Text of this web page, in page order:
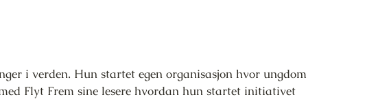
i verden. Hun startet egen organisasjon hvor ungdom
Flyt Frem sine lesere hvordan hun startet initiativet